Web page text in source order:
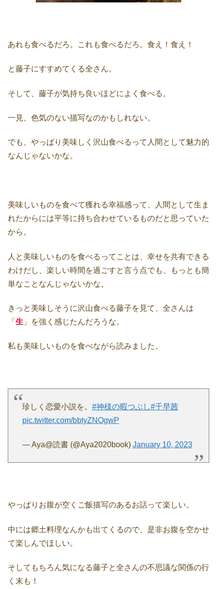
あれも食べるだろ。これも食べるだろ。食え！食え！
と藤子にすすめてくる全さん。
そして、藤子が気持ち良いほどによく食べる。
一見、色気のない描写なのかもしれない。
でも、やっぱり美味しく沢山食べるって人間として魅力的
なんじゃないかな。
美味しいものを食べて獲れる幸福感って、人間として生ま
れたからには平等に持ち合わせているものだと思っていた
から。
人と美味しいものを食べるってことは、幸せを共有できる
わけだし、楽しい時間を過ごすと言う点でも、もっとも簡
単なことなんじゃないかな。
きっと美味しそうに沢山食べる藤子を見て、全さんは
「 生 」を強く感じたんだろうな。
私も美味しいものを食べながら読みました。
珍しく恋愛小説を。 #神様の暇つぶし#千早茜
pic.twitter.com/bbtyZNOgwP
— Aya@読書 (@Aya2020book) January 10, 2023
やっぱりお腹が空くご飯描写のあるお話って楽しい。
中には郷土料理なんかも出てくるので、是非お腹を空かせ
て楽しんでほしい。
そしてもちろん気になる藤子と全さんの不思議な関係の行
く末も！